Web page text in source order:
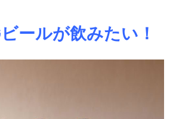
ールが飲みたい！